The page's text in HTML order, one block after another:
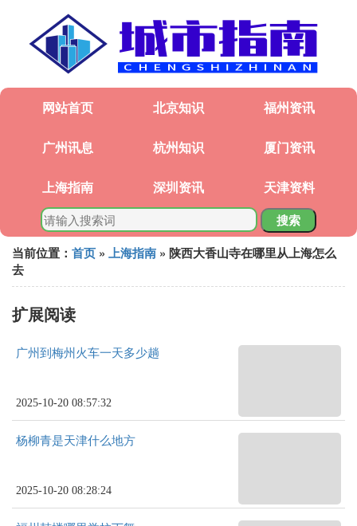
网站首页 北京知识 福州资讯
广州讯息 杭州知识 厦门资讯
上海指南 深圳资讯 天津资料
搜索
当前位置： 首页 » 上海指南 » 陕西大香山寺在哪里从上海怎么
去
扩展阅读
广州到梅州火车一天多少趟
2025-10-20 08:57:32
杨柳青是天津什么地方
2025-10-20 08:28:24